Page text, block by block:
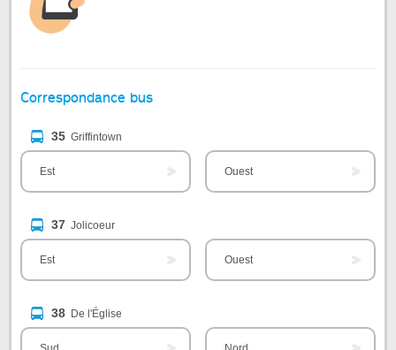
Correspondance bus
35 Griffintown
Est Ouest
37 Jolicoeur
Est Ouest
38 De l'Église